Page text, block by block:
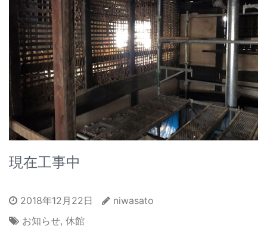
現在工事中
2018年12月22日
niwasato
お知らせ, 休館